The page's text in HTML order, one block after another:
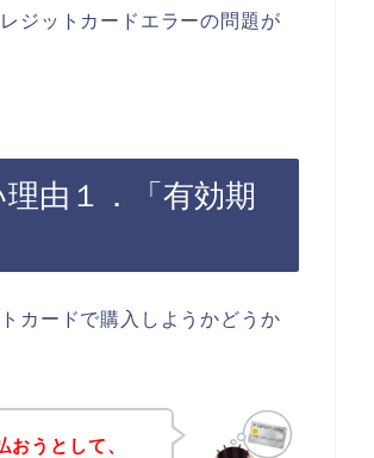
ジットカードエラーの問題が
由１．「有効期
カードで購入しようかどうか
うとして、